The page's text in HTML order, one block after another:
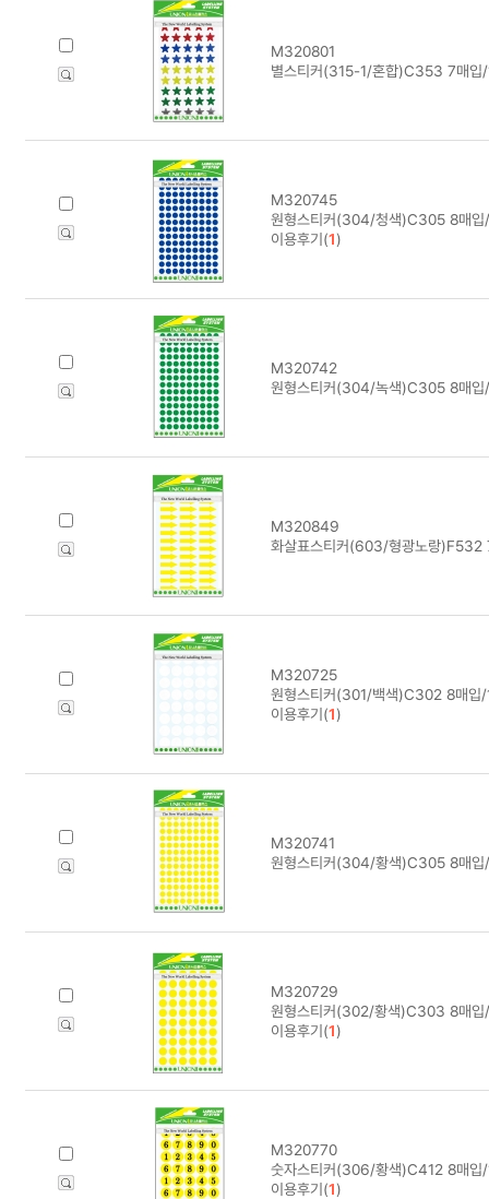
M320801
별스티커(315-1/혼합)C353 7매
M320745
원형스티커(304/청색)C305 8매
이용후기(1)
M320742
원형스티커(304/녹색)C305 8매
M320849
화살표스티커(603/형광노랑
M320725
원형스티커(301/백색)C302 8매입
이용후기(1)
M320741
원형스티커(304/황색)C305 8매
M320729
원형스티커(302/황색)C303 8매
이용후기(1)
M320770
숫자스티커(306/황색)C412 8매
이용후기(1)